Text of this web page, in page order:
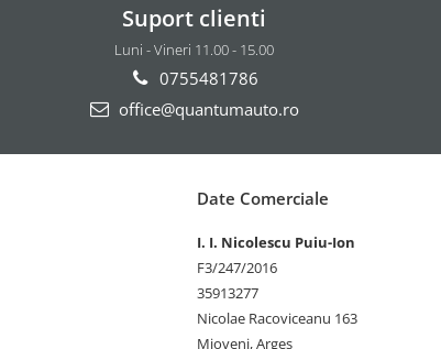
Suport clienti
Luni - Vineri 11.00 - 15.00
0755481786
office@quantumauto.ro
Date Comerciale
I. I. Nicolescu Puiu-Ion
F3/247/2016
35913277
Nicolae Racoviceanu 163
Mioveni, Arges